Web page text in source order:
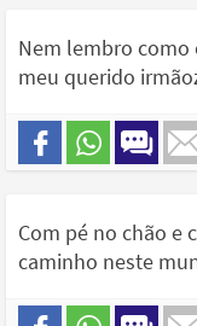
Nem lembro como
meu querido
Com pé no chão e
caminho neste